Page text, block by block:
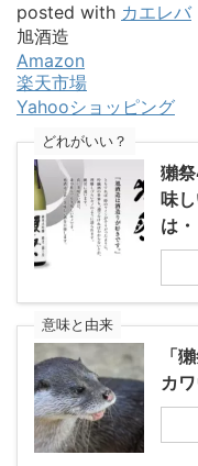
posted with カエレバ
旭酒造
Amazon
楽天市場
Yahooショッピング
どれがいい？
獺
味
は・
意味と由来
「
カ